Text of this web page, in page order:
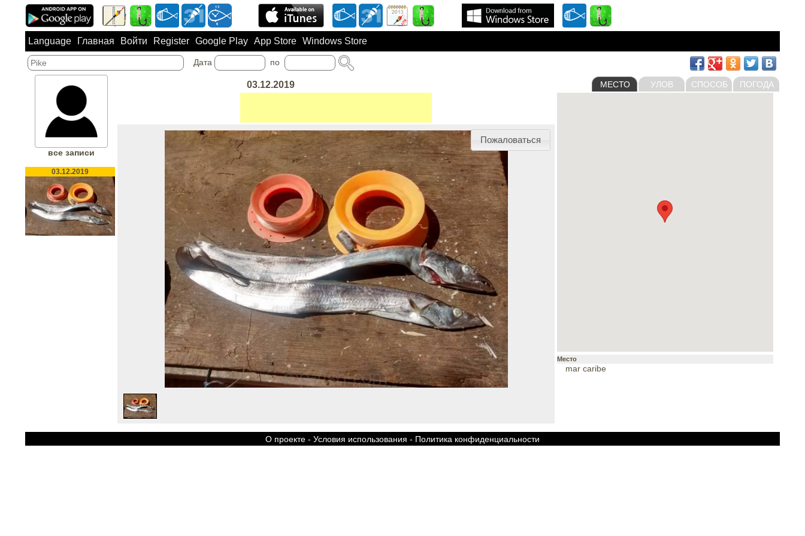
Language Главная Войти Register Google Play App Store Windows Store
Дата по
03.12.2019 МЕСТО УЛОВ СПОСОБ ПОГОДА
все записи
03.12.2019
Пожаловаться
Место
mar caribe
О проекте - Условия использования - Политика конфиденциальности